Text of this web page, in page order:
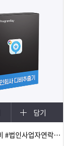
담기
#신설법인디비 #법인사업자연락처 #신규법인